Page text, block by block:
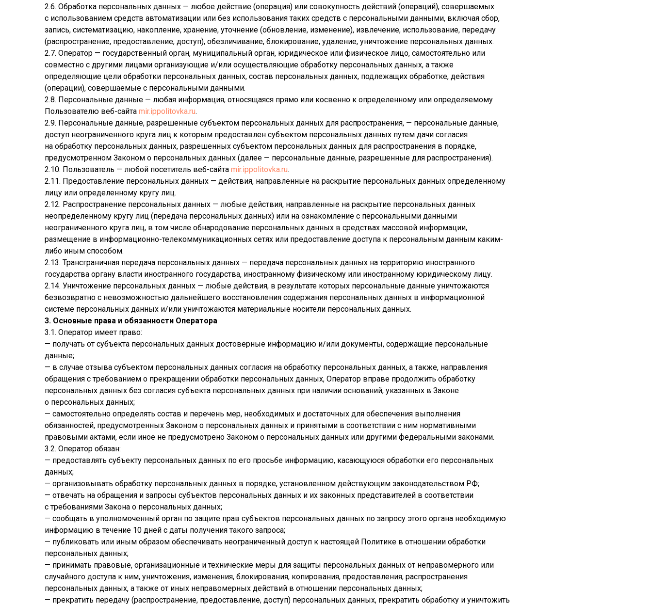
2.6. Обработка персональных данных — любое действие (операция) или совокупность действий (операций), совершаемых
с использованием средств автоматизации или без использования таких средств с персональными данными, включая сбор,
запись, систематизацию, накопление, хранение, уточнение (обновление, изменение), извлечение, использование, передачу
(распространение, предоставление, доступ), обезличивание, блокирование, удаление, уничтожение персональных данных.
2.7. Оператор — государственный орган, муниципальный орган, юридическое или физическое лицо, самостоятельно или
совместно с другими лицами организующие и/или осуществляющие обработку персональных данных, а также
определяющие цели обработки персональных данных, состав персональных данных, подлежащих обработке, действия
(операции), совершаемые с персональными данными.
2.8. Персональные данные — любая информация, относящаяся прямо или косвенно к определенному или определяемому
Пользователю веб-сайта mir.ippolitovka.ru.
2.9. Персональные данные, разрешенные субъектом персональных данных для распространения, — персональные данные,
доступ неограниченного круга лиц к которым предоставлен субъектом персональных данных путем дачи согласия
на обработку персональных данных, разрешенных субъектом персональных данных для распространения в порядке,
предусмотренном Законом о персональных данных (далее — персональные данные, разрешенные для распространения).
2.10. Пользователь — любой посетитель веб-сайта mir.ippolitovka.ru.
2.11. Предоставление персональных данных — действия, направленные на раскрытие персональных данных определенному
лицу или определенному кругу лиц.
2.12. Распространение персональных данных — любые действия, направленные на раскрытие персональных данных
неопределенному кругу лиц (передача персональных данных) или на ознакомление с персональными данными
неограниченного круга лиц, в том числе обнародование персональных данных в средствах массовой информации,
размещение в информационно-телекоммуникационных сетях или предоставление доступа к персональным данным каким-
либо иным способом.
2.13. Трансграничная передача персональных данных — передача персональных данных на территорию иностранного
государства органу власти иностранного государства, иностранному физическому или иностранному юридическому лицу.
2.14. Уничтожение персональных данных — любые действия, в результате которых персональные данные уничтожаются
безвозвратно с невозможностью дальнейшего восстановления содержания персональных данных в информационной
системе персональных данных и/или уничтожаются материальные носители персональных данных.
3. Основные права и обязанности Оператора
3.1. Оператор имеет право:
— получать от субъекта персональных данных достоверные информацию и/или документы, содержащие персональные
данные;
— в случае отзыва субъектом персональных данных согласия на обработку персональных данных, а также, направления
обращения с требованием о прекращении обработки персональных данных, Оператор вправе продолжить обработку
персональных данных без согласия субъекта персональных данных при наличии оснований, указанных в Законе
о персональных данных;
— самостоятельно определять состав и перечень мер, необходимых и достаточных для обеспечения выполнения
обязанностей, предусмотренных Законом о персональных данных и принятыми в соответствии с ним нормативными
правовыми актами, если иное не предусмотрено Законом о персональных данных или другими федеральными законами.
3.2. Оператор обязан:
— предоставлять субъекту персональных данных по его просьбе информацию, касающуюся обработки его персональных
данных;
— организовывать обработку персональных данных в порядке, установленном действующим законодательством РФ;
— отвечать на обращения и запросы субъектов персональных данных и их законных представителей в соответствии
с требованиями Закона о персональных данных;
— сообщать в уполномоченный орган по защите прав субъектов персональных данных по запросу этого органа необходимую
информацию в течение 10 дней с даты получения такого запроса;
— публиковать или иным образом обеспечивать неограниченный доступ к настоящей Политике в отношении обработки
персональных данных;
— принимать правовые, организационные и технические меры для защиты персональных данных от неправомерного или
случайного доступа к ним, уничтожения, изменения, блокирования, копирования, предоставления, распространения
персональных данных, а также от иных неправомерных действий в отношении персональных данных;
— прекратить передачу (распространение, предоставление, доступ) персональных данных, прекратить обработку и уничтожить